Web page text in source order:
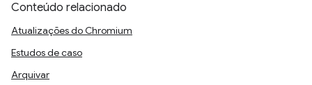
Conteúdo relacionado
Atualizações do Chromium
Estudos de caso
Arquivar